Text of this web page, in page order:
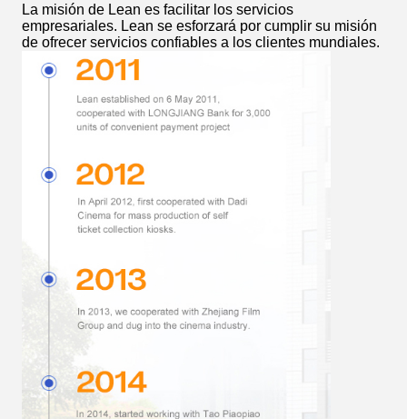
La misión de Lean es facilitar los servicios
empresariales. Lean se esforzará por cumplir su misión
de ofrecer servicios confiables a los clientes mundiales.